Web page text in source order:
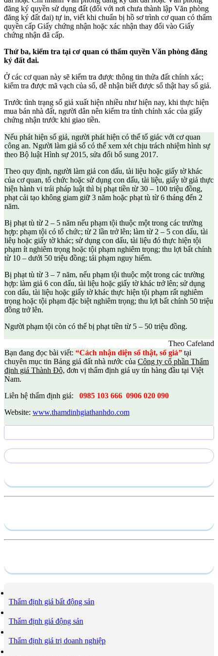
đăng ký quyền sử dụng đất (đối với nơi chưa thành lập Văn phòng
đăng ký đất đai) tự in, viết khi chuẩn bị hồ sơ trình cơ quan có thẩm
quyền cấp Giấy chứng nhận hoặc xác nhận thay đổi vào Giấy
chứng nhận đã cấp.
Thứ ba, kiểm tra tại cơ quan có thẩm quyền Văn phòng đăng
ký đất đai.
Ở các cơ quan này sẽ kiểm tra được thông tin thửa đất chính xác;
kiểm tra được mã vạch của sổ, dễ nhận biết được sổ thật hay sổ giả.
Trước tình trạng sổ giả xuất hiện nhiều như hiện nay, khi thực hiện
mua bán nhà đất, người dân nên kiểm tra tính chính xác của giấy
chứng nhận trước khi giao tiền.
Nếu phát hiện sổ giả, người phát hiện có thể tố giác với cơ quan
công an. Người làm giả sổ có thể xem xét chịu trách nhiệm hình sự
theo Bộ luật Hình sự 2015, sửa đổi bổ sung 2017.
Theo quy định, người làm giả con dấu, tài liệu hoặc giấy tờ khác
của cơ quan, tổ chức hoặc sử dụng con dấu, tài liệu, giấy tờ giả thực
hiện hành vi trái pháp luật thì bị phạt tiền từ 30 – 100 triệu đồng,
phạt cải tạo không giam giữ 3 năm hoặc phạt tù từ 6 tháng đến 2
năm.
Bị phạt tù từ 2 – 5 năm nếu phạm tội thuộc một trong các trường
hợp: phạm tội có tổ chức; từ 2 lần trở lên; làm từ 2 – 5 con dấu, tài
liêụ hoặc giấy tờ khác; sử dụng con dấu, tài liệu đó thực hiện tội
phạm ít nghiêm trọng hoặc tội phạm nghiêm trọng; thu lợi bất chính
từ 10 – dưới 50 triệu đồng; tái phạm nguy hiểm.
Bị phạt tù từ 3 – 7 năm, nếu phạm tội thuộc một trong các trường
hợp: làm giả 6 con dấu, tài liệu hoặc giấy tờ khác trở lên; sử dụng
con dấu, tài liệu hoặc giấy tờ khác thực hiện tội phạm rất nghiêm
trọng hoặc tội phạm đặc biệt nghiêm trọng; thu lợi bất chính 50 triệu
đồng trở lên.
Người phạm tội còn có thể bị phạt tiền từ 5 – 50 triệu đồng.
Theo Cafeland
Bạn đang đọc bài viết: “Cách nhận diện sổ thật, sổ giả” tại
chuyên mục tin Bảng giá đất nhà nước của Công ty cổ phần Thẩm
định giá Thành Đô, đơn vị thẩm định giá uy tín hàng đầu tại Việt
Nam.
Liên hệ thẩm định giá:
0985 103 666 0906 020 090
Website: www.thamdinhgiathanhdo.com
Thẩm định giá bất động sản
Thẩm định giá động sản
Thẩm định giá trị doanh nghiệp